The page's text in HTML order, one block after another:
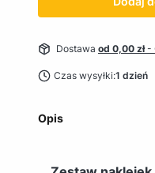
Dostawa od 0,00 zł-
Czas wysyłki:1 dzień
Opis